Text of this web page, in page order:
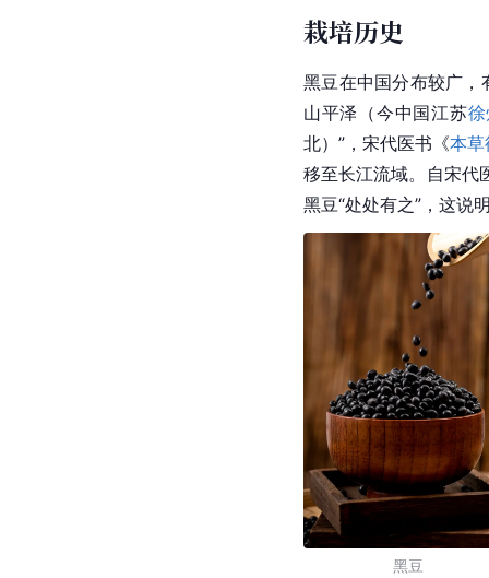
栽培历史
黑豆在中国分布较广，
山平泽（今中国江苏
北）”，宋代医书《本
移至长江流域。自宋代
黑豆“处处有之”，这说
黑豆